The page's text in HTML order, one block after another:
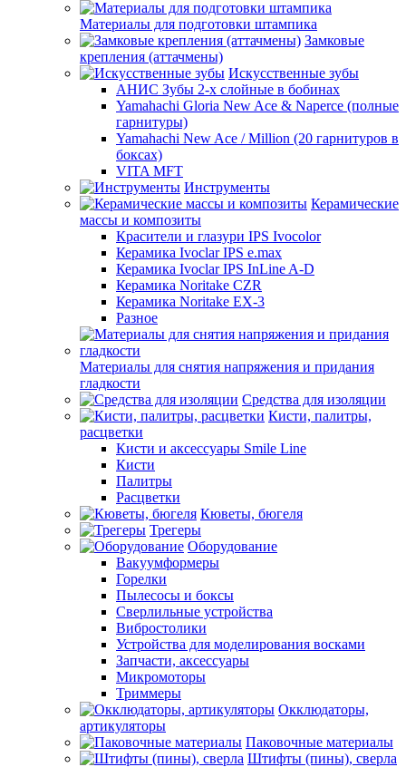
Материалы для подготовки штампика
Замковые
крепления (аттачмены)
Искусственные зубы
АНИС Зубы 2-х слойные в бобинах
Yamahachi Gloria New Ace & Naperce (полные
гарнитуры)
Yamahachi New Ace / Million (20 гарнитуров в
боксах)
VITA MFT
Инструменты
Керамические
массы и композиты
Красители и глазури IPS Ivocolor
Керамика Ivoclar IPS e.max
Керамика Ivoclar IPS InLine A-D
Керамика Noritake CZR
Керамика Noritake EX-3
Разное
Материалы для снятия напряжения и придания
гладкости
Средства для изоляции
Кисти, палитры,
расцветки
Кисти и аксессуары Smile Line
Кисти
Палитры
Расцветки
Кюветы, бюгеля
Трегеры
Оборудование
Вакуумформеры
Горелки
Пылесосы и боксы
Сверлильные устройства
Вибростолики
Устройства для моделирования восками
Запчасти, аксессуары
Микромоторы
Триммеры
Окклюдаторы,
артикуляторы
Паковочные материалы
Штифты (пины), сверла